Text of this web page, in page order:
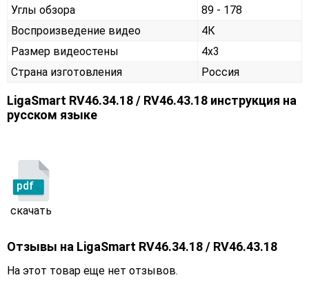
Углы обзора
89 - 178
Воспроизведение видео
4К
Размер видеостены
4x3
Страна изготовления
Россия
LigaSmart RV46.34.18 / RV46.43.18 инструкция на
русском языке
pdf
скачать
Отзывы на LigaSmart RV46.34.18 / RV46.43.18
На этот товар еще нет отзывов.